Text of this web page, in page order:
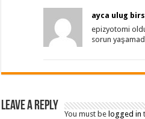
ayca ulug
epizyotomi
sorun
Leave a Reply
You must be logged in